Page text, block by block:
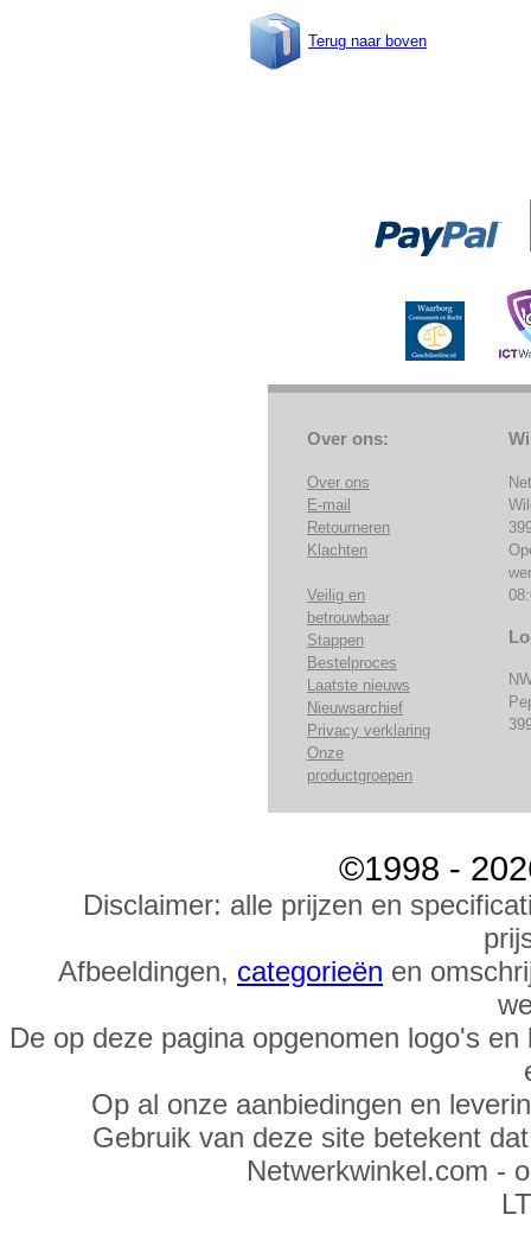
Terug naar boven
Over ons:
Over ons
E-mail
Retourneren
Klachten
Veilig en
betrouwbaar
Stappen
Bestelproces
Laatste nieuws
Nieuwsarchief
Privacy verklaring
Onze
productgroepen
©1998 -
Disclaimer: alle prijzen en
Afbeeldingen, categorieën en
De op deze pagina opgenomen logo's
Op al onze aanbiedingen en
Gebruik van deze site betekent
Netwerkwinkel.com -